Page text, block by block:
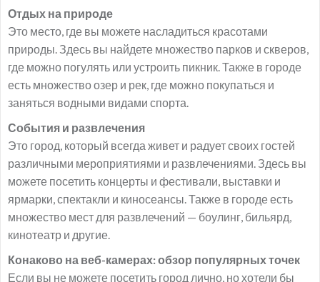
Отдых на природе
Это место, где вы можете насладиться красотами
природы. Здесь вы найдете множество парков и скверов,
где можно погулять или устроить пикник. Также в городе
есть множество озер и рек, где можно покупаться и
заняться водными видами спорта.
События и развлечения
Это город, который всегда живет и радует своих гостей
различными мероприятиями и развлечениями. Здесь вы
можете посетить концерты и фестивали, выставки и
ярмарки, спектакли и киносеансы. Также в городе есть
множество мест для развлечений — боулинг, бильярд,
кинотеатр и другие.
Конаково на веб-камерах: обзор популярных точек
Если вы не можете посетить город лично, но хотели бы